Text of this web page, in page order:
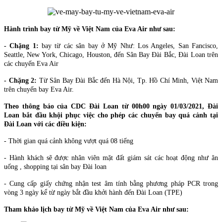
Hành trình bay từ Mỹ về Việt Nam của Eva Air như sau:
- Chặng 1: bay từ các sân bay ở Mỹ Như: Los Angeles, San Fancisco,
Seattle, New York, Chicago, Houston, đến Sân Bay Đài Bắc, Đài Loan trên
các chuyến Eva Air
- Chặng 2: Từ Sân Bay Đài Bắc đến Hà Nội, Tp. Hồ Chí Minh, Việt Nam
trên chuyến bay Eva Air.
Theo thông báo của CDC Đài Loan từ 00h00 ngày 01/03/2021, Đài
Loan bắt đầu khội phục việc cho phép các chuyến bay quá cảnh tại
Đài Loan với các điều kiện:
- Thời gian quá cảnh không vượt quá 08 tiếng
- Hành khách sẽ được nhân viên mặt đất giám sát các hoạt động như ăn
uống , shopping tại sân bay Đài loan
- Cung cấp giấy chứng nhận test âm tính bằng phương pháp PCR trong
vòng 3 ngày kể từ ngày bắt đầu khởi hành đến Đài Loan (TPE)
Tham khảo lịch bay từ Mỹ về Việt Nam của Eva Air như sau: